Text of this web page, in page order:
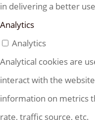
in delivering a better
Analytics
Analytics
Analytical cookies are
interact with the
information on metrics
rate, traffic source, etc.